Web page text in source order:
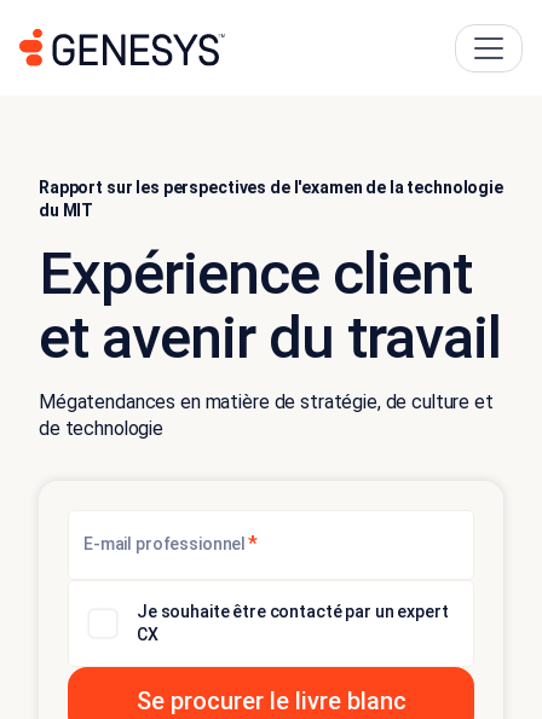
Rapport sur les perspectives de l'examen de la technologie
du MIT
Expérience client
et avenir du travail
Mégatendances en matière de stratégie, de culture et
de technologie
E-mail professionnel *
Je souhaite être contacté par un expert
CX